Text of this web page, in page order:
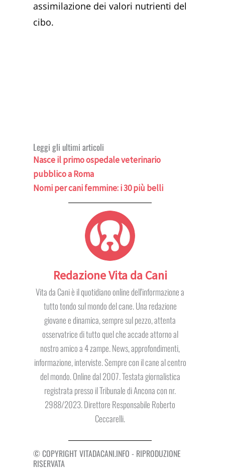
assimilazione dei valori nutrienti del
cibo.
Leggi gli ultimi articoli
Nasce il primo ospedale veterinario
pubblico a Roma
Nomi per cani femmine: i 30 più belli
Redazione Vita da Cani
Vita da Cani è il quotidiano online dell'informazione a
tutto tondo sul mondo del cane. Una redazione
giovane e dinamica, sempre sul pezzo, attenta
osservatrice di tutto quel che accade attorno al
nostro amico a 4 zampe. News, approfondimenti,
informazione, interviste. Sempre con il cane al centro
del mondo. Online dal 2007. Testata giornalistica
registrata presso il Tribunale di Ancona con nr.
2988/2023. Direttore Responsabile Roberto
Ceccarelli.
© COPYRIGHT VITADACANI.INFO - RIPRODUZIONE
RISERVATA